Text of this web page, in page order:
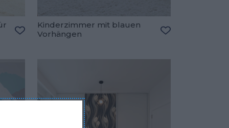
Zu den Favoriten hinzufügen
Kinderzimmer mit blauen
Vorhängen